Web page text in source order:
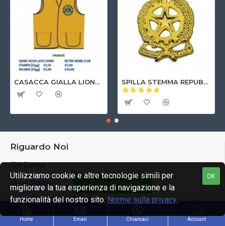
CASACCA GIALLA LIONS CLUB INTERNATIONAL SPILLA STEMMA REPUBBLICA ITALIANA
Riguardo Noi
Chi Siamo
Dove Siamo
Spedizioni
Privacy e Cookie
Home Email Chiamaci Account
OK
Utilizziamo cookie e altre tecnologie simili per
migliorare la tua esperienza di navigazione e la
funzionalità del nostro sito. Norme sulla privacy.
FILTER PRODUCTS